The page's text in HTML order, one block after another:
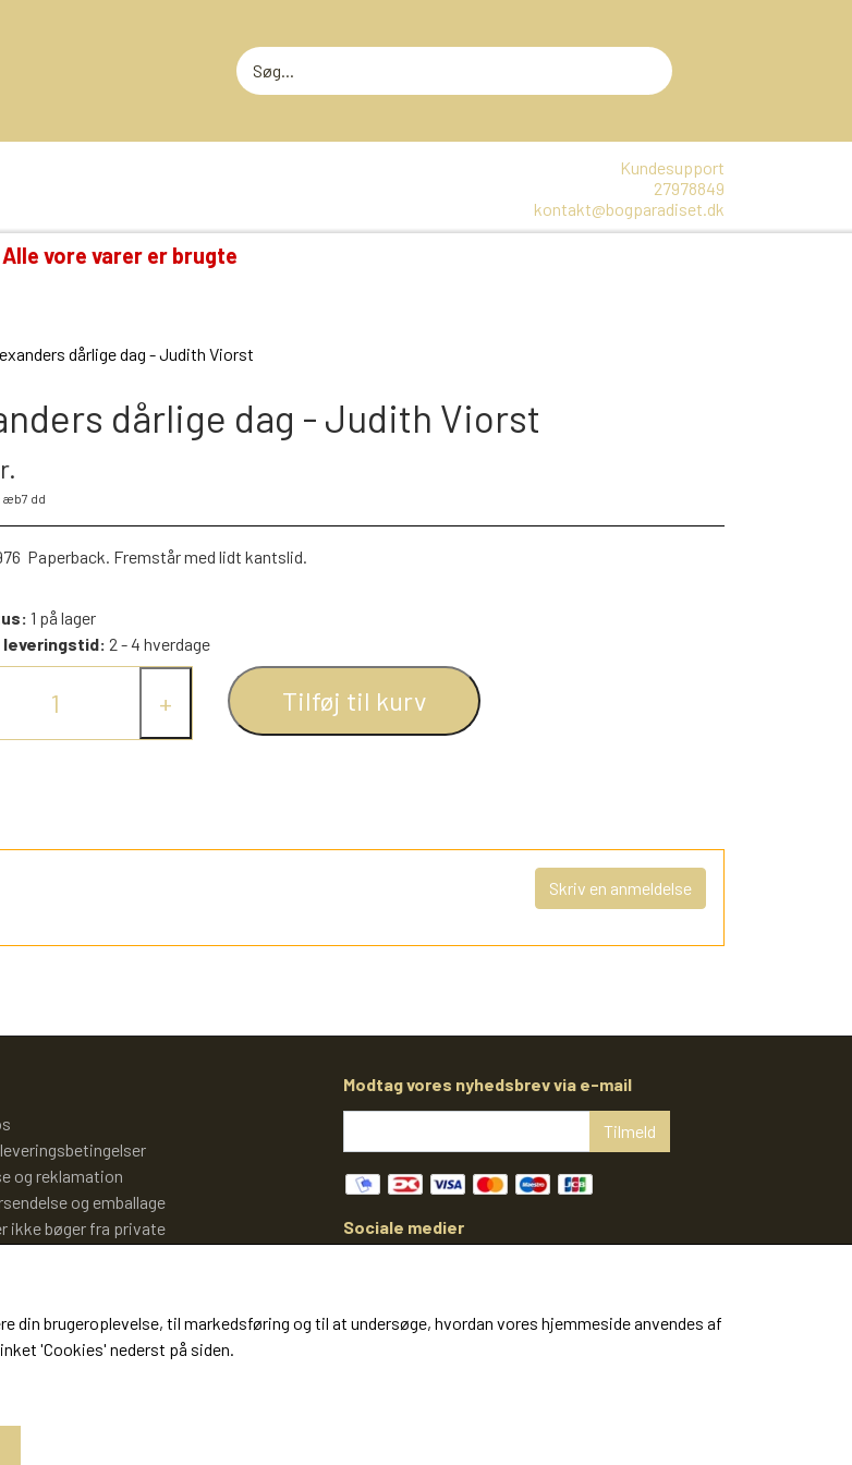
GAMMELT LEGETØJ
KINDERÆG TILBEHØR
MINI-KØBMANDSVARER
PEZ DISPENSERE
SMÅ FIGURER
TROLDE FIGURER
Kundesupport
27978849
kontakt@bogparadiset.dk
Alle vore varer er brugte
dårlige dag - Judith Viorst
dårlige dag - Judith Viorst
æb7 dd
Paperback. Fremstår med lidt kantslid.
1 på lager
2 - 4 hverdage
+ Tilføj til kurv
Skriv en anmeldelse
og reklamation
og emballage
ikke bøger fra private
Modtag vores nyhedsbrev via e-mail
Tilmeld
Sociale medier
din brugeroplevelse, til markedsføring og til at undersøge, hvordan vores hjemmeside anvendes af
'Cookies' nederst på siden.